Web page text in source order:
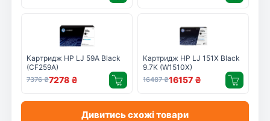
Картридж HP LJ 59A Black
(CF259A)
7376₴7278 ₴
Картридж HP LJ 151X Black
9.7K (W1510X)
16487₴16157 ₴
Дивитись схожі товари